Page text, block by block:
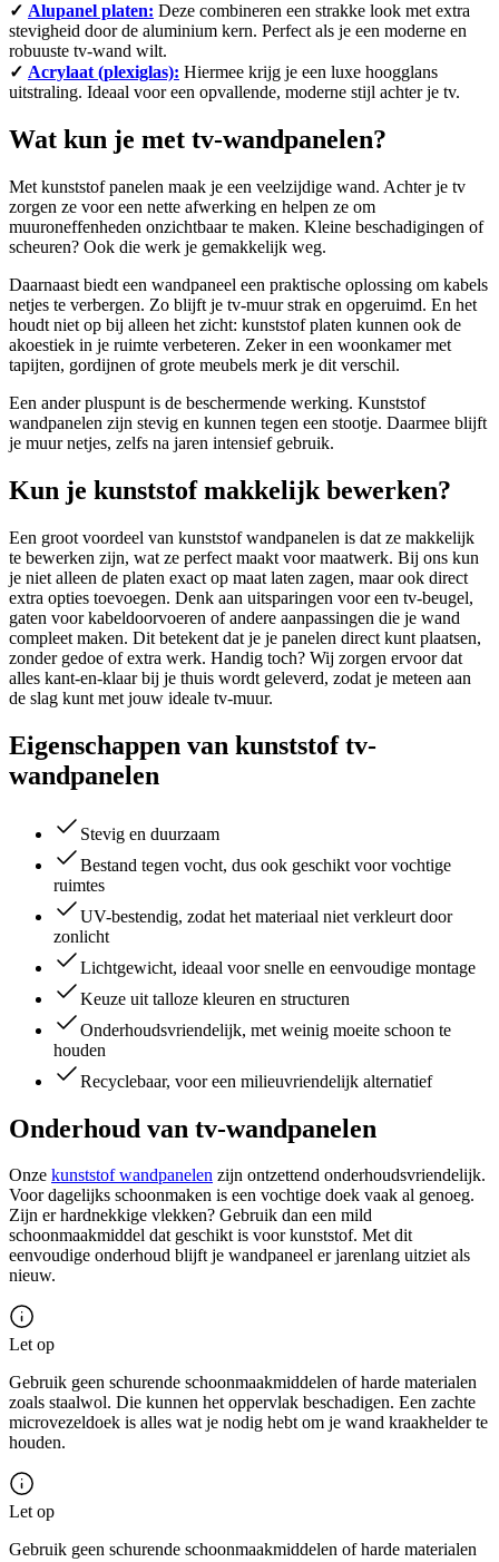
✓ Alupanel platen: Deze combineren een strakke look met extra
stevigheid door de aluminium kern. Perfect als je een moderne en
robuuste tv-wand wilt.
✓ Acrylaat (plexiglas): Hiermee krijg je een luxe hoogglans
uitstraling. Ideaal voor een opvallende, moderne stijl achter je tv.
Wat kun je met tv-wandpanelen?
Met kunststof panelen maak je een veelzijdige wand. Achter je tv
zorgen ze voor een nette afwerking en helpen ze om
muuroneffenheden onzichtbaar te maken. Kleine beschadigingen of
scheuren? Ook die werk je gemakkelijk weg.
Daarnaast biedt een wandpaneel een praktische oplossing om kabels
netjes te verbergen. Zo blijft je tv-muur strak en opgeruimd. En het
houdt niet op bij alleen het zicht: kunststof platen kunnen ook de
akoestiek in je ruimte verbeteren. Zeker in een woonkamer met
tapijten, gordijnen of grote meubels merk je dit verschil.
Een ander pluspunt is de beschermende werking. Kunststof
wandpanelen zijn stevig en kunnen tegen een stootje. Daarmee blijft
je muur netjes, zelfs na jaren intensief gebruik.
Kun je kunststof makkelijk bewerken?
Een groot voordeel van kunststof wandpanelen is dat ze makkelijk
te bewerken zijn, wat ze perfect maakt voor maatwerk. Bij ons kun
je niet alleen de platen exact op maat laten zagen, maar ook direct
extra opties toevoegen. Denk aan uitsparingen voor een tv-beugel,
gaten voor kabeldoorvoeren of andere aanpassingen die je wand
compleet maken. Dit betekent dat je je panelen direct kunt plaatsen,
zonder gedoe of extra werk. Handig toch? Wij zorgen ervoor dat
alles kant-en-klaar bij je thuis wordt geleverd, zodat je meteen aan
de slag kunt met jouw ideale tv-muur.
Eigenschappen van kunststof tv-
wandpanelen
Stevig en duurzaam
Bestand tegen vocht, dus ook geschikt voor vochtige
ruimtes
UV-bestendig, zodat het materiaal niet verkleurt door
zonlicht
Lichtgewicht, ideaal voor snelle en eenvoudige montage
Keuze uit talloze kleuren en structuren
Onderhoudsvriendelijk, met weinig moeite schoon te
houden
Recyclebaar, voor een milieuvriendelijk alternatief
Onderhoud van tv-wandpanelen
Onze kunststof wandpanelen zijn ontzettend onderhoudsvriendelijk.
Voor dagelijks schoonmaken is een vochtige doek vaak al genoeg.
Zijn er hardnekkige vlekken? Gebruik dan een mild
schoonmaakmiddel dat geschikt is voor kunststof. Met dit
eenvoudige onderhoud blijft je wandpaneel er jarenlang uitziet als
nieuw.
Let op
Gebruik geen schurende schoonmaakmiddelen of harde materialen
zoals staalwol. Die kunnen het oppervlak beschadigen. Een zachte
microvezeldoek is alles wat je nodig hebt om je wand kraakhelder te
houden.
Let op
Gebruik geen schurende schoonmaakmiddelen of harde materialen